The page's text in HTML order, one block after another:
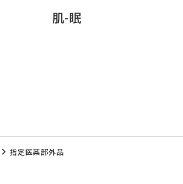
肌-眠
指定医薬部外品